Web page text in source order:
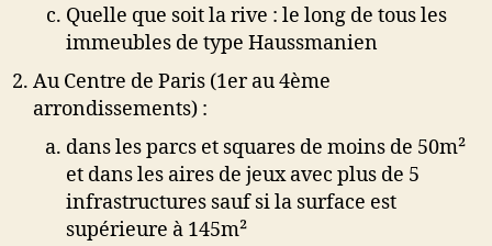
Quelle que soit la rive : le long de tous les
immeubles de type Haussmanien
Au Centre de Paris (1er au 4ème
arrondissements) :
dans les parcs et squares de moins de 50m²
et dans les aires de jeux avec plus de 5
infrastructures sauf si la surface est
supérieure à 145m²